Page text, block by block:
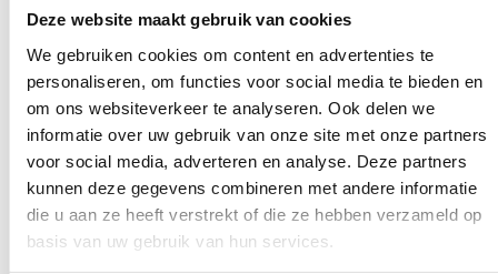
Deze website maakt gebruik van cookies
We gebruiken cookies om content en advertenties te
personaliseren, om functies voor social media te bieden en
om ons websiteverkeer te analyseren. Ook delen we
informatie over uw gebruik van onze site met onze partners
voor social media, adverteren en analyse. Deze partners
kunnen deze gegevens combineren met andere informatie
die u aan ze heeft verstrekt of die ze hebben verzameld op
basis van uw gebruik van hun services.
Ook interessant